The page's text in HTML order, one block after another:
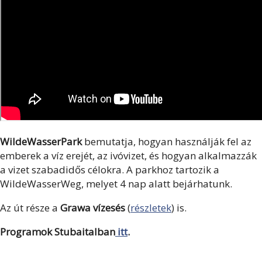
WildeWasserParkbemutatja, hogyan használják fel az
emberek a víz erejét, az ivóvizet, és hogyan alkalmazzák
a vizet szabadidős célokra. A parkhoz tartozik a
WildeWasserWeg, melyet 4 nap alatt bejárhatunk.
Az út része a Grawa vízesés(részletek) is.
Programok Stubaitalban itt.